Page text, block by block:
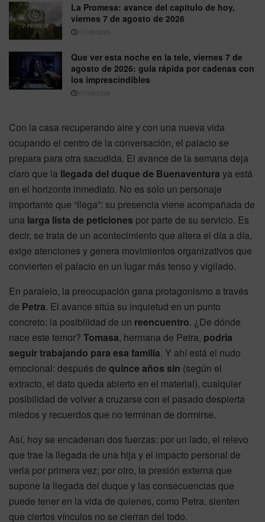
La Promesa: avance del capítulo de hoy,
viernes 7 de agosto de 2026
07/08/2026
Que ver esta noche en la tele, viernes 7 de
agosto de 2026: guía rápida por cadenas con
los imprescindibles
07/08/2026
Con la casa recuperando aire y con una nueva vida
ocupando el centro de la conversación, el palacio se
prepara para otra sacudida. El avance de la semana deja
claro que la llegada del duque de Buenaventura ya está
en el horizonte inmediato. No es solo un personaje
importante que “llega”: su presencia viene acompañada de
una larga lista de peticiones por parte de su servicio. Es
decir, se trata de un acontecimiento que altera el día a día,
exige atenciones y genera movimientos organizativos que
convierten el palacio en un lugar más tenso y vigilado.
En paralelo, la preocupación gana protagonismo a través
de Petra. El avance sitúa su inquietud en un punto
concreto: la posibilidad de un reencuentro. ¿De dónde
nace este temor? Tomasa, hermana de Petra, podría
seguir trabajando para esa familia. Y ahí está el nudo
emocional: después de quince años sin (según el
extracto, el dato queda abierto en el material), cualquier
posibilidad de volver a cruzarse con el pasado despierta
miedos y recuerdos que no terminan de dormirse.
Así, hoy se encadenan dos fuerzas: por un lado, el relevo
que trae la llegada de una hija y el impacto personal de
verla por primera vez; por otro, la presión externa que
supone la llegada del duque y las consecuencias que
puede tener en la vida de quienes, como Petra, sienten
que ciertos vínculos no se cierran del todo.